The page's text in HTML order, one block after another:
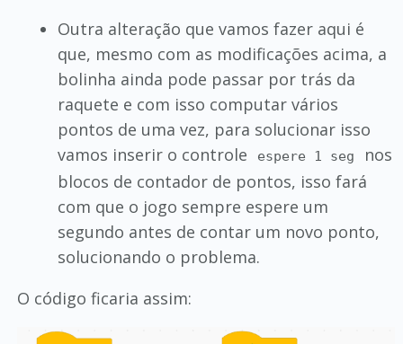
Outra alteração que vamos fazer aqui é
que, mesmo com as modificações acima, a
bolinha ainda pode passar por trás da
raquete e com isso computar vários
pontos de uma vez, para solucionar isso
vamos inserir o controle
espere 1 seg
nos
blocos de contador de pontos, isso fará
com que o jogo sempre espere um
segundo antes de contar um novo ponto,
solucionando o problema.
O código ficaria assim: